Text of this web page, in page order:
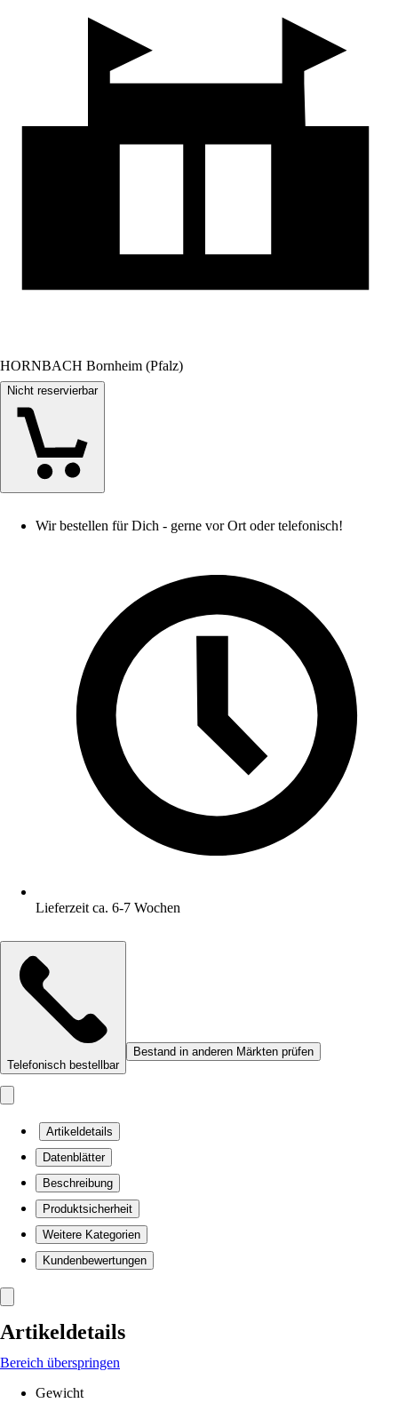
HORNBACH Bornheim (Pfalz)
Nicht reservierbar
Wir bestellen für Dich - gerne vor Ort oder telefonisch!
Lieferzeit ca. 6-7 Wochen
Telefonisch bestellbar
Bestand in anderen Märkten prüfen
Artikeldetails
Datenblätter
Beschreibung
Produktsicherheit
Weitere Kategorien
Kundenbewertungen
Artikeldetails
Bereich überspringen
Gewicht